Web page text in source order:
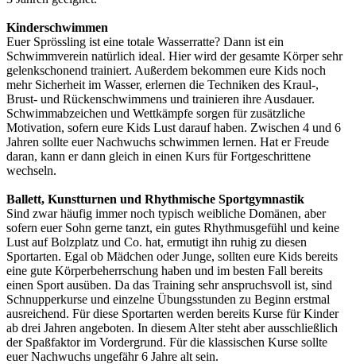
Kinderschwimmen
Euer Sprössling ist eine totale Wasserratte? Dann ist ein
Schwimmverein natürlich ideal. Hier wird der gesamte Körper sehr
gelenkschonend trainiert. Außerdem bekommen eure Kids noch
mehr Sicherheit im Wasser, erlernen die Techniken des Kraul-,
Brust- und Rückenschwimmens und trainieren ihre Ausdauer.
Schwimmabzeichen und Wettkämpfe sorgen für zusätzliche
Motivation, sofern eure Kids Lust darauf haben. Zwischen 4 und 6
Jahren sollte euer Nachwuchs schwimmen lernen. Hat er Freude
daran, kann er dann gleich in einen Kurs für Fortgeschrittene
wechseln.
Ballett, Kunstturnen und Rhythmische Sportgymnastik
Sind zwar häufig immer noch typisch weibliche Domänen, aber
sofern euer Sohn gerne tanzt, ein gutes Rhythmusgefühl und keine
Lust auf Bolzplatz und Co. hat, ermutigt ihn ruhig zu diesen
Sportarten. Egal ob Mädchen oder Junge, sollten eure Kids bereits
eine gute Körperbeherrschung haben und im besten Fall bereits
einen Sport ausüben. Da das Training sehr anspruchsvoll ist, sind
Schnupperkurse und einzelne Übungsstunden zu Beginn erstmal
ausreichend. Für diese Sportarten werden bereits Kurse für Kinder
ab drei Jahren angeboten. In diesem Alter steht aber ausschließlich
der Spaßfaktor im Vordergrund. Für die klassischen Kurse sollte
euer Nachwuchs ungefähr 6 Jahre alt sein.